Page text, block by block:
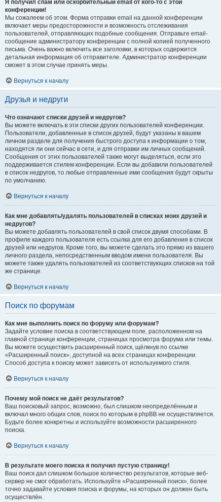
Я получил спам или оскорбительный email от кого-то с этой
конференции!
Мы сожалеем об этом. Форма отправки email на данной конференции
включает меры предосторожности и возможность отслеживания
пользователей, отправляющих подобные сообщения. Отправьте email-
сообщение администратору конференции с полной копией полученного
письма. Очень важно включить все заголовки, в которых содержится
детальная информация об отправителе. Администратор конференции
сможет в этом случае принять меры.
Вернуться к началу
Друзья и недруги
Что означают списки друзей и недругов?
Вы можете включать в эти списки других пользователей конференции.
Пользователи, добавленные в список друзей, будут указаны в вашем
личном разделе для получения быстрого доступа к информации о том,
находятся ли они сейчас в сети, и для отправки им личных сообщений.
Сообщения от этих пользователей также могут выделяться, если это
поддерживается стилем конференции. Если вы добавили пользователей
в список недругов, то любые отправленные ими сообщения будут скрыты
по умолчанию.
Вернуться к началу
Как мне добавлять/удалять пользователей в списках моих друзей и
недругов?
Вы можете добавлять пользователей в свой список двумя способами. В
профиле каждого пользователя есть ссылка для его добавления в список
друзей или недругов. Кроме того, вы можете сделать это прямо из вашего
личного раздела, непосредственным вводом имени пользователя. Вы
можете также удалять пользователей из соответствующих списков на той
же странице.
Вернуться к началу
Поиск по форумам
Как мне выполнить поиск по форуму или форумам?
Задайте условие поиска в соответствующем поле, расположенном на
главной странице конференции, страницах просмотра форума или темы.
Вы можете осуществить расширенный поиск, щёлкнув по ссылке
«Расширенный поиск», доступной на всех страницах конференции.
Способ доступа к поиску может зависеть от используемого стиля.
Вернуться к началу
Почему мой поиск не даёт результатов?
Ваш поисковый запрос, возможно, был слишком неопределённым и
включал много общих слов, поиск по которым в phpBB не осуществляется.
Будьте более конкретны и используйте возможности расширенного
поиска.
Вернуться к началу
В результате моего поиска я получил пустую страницу!
Ваш поиск дал слишком большое количество результатов, которые веб-
сервер не смог обработать. Используйте «Расширенный поиск», более
точно задавайте условия поиска и форумы, на которых он должен быть
осуществлён.